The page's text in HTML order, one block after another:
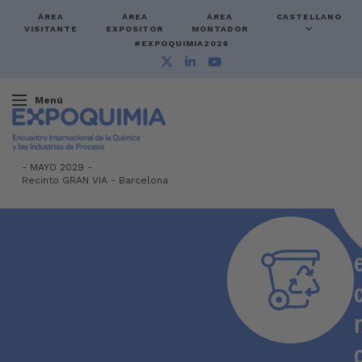
ÁREA
VISITANTE
ÁREA
EXPOSITOR
ÁREA
MONTADOR
CASTELLANO
#EXPOQUIMIA2026
Menú
- MAYO 2029 -
Recinto GRAN VIA - Barcelona